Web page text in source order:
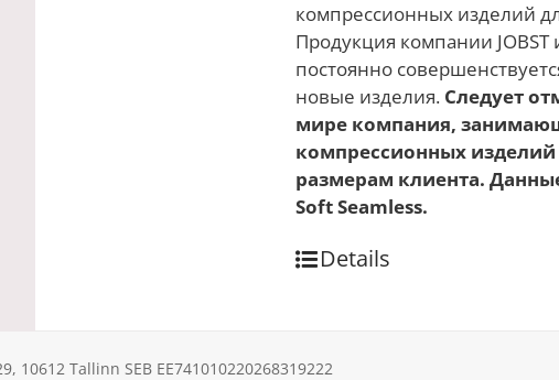
компрессионных изделий
Продукция компании JOBST
постоянно
новые изделия. Следует
мире компания,
компрессионных
размерам клиента.
Soft Seamless.
Details
10612 Tallinn SEB EE741010220268319222